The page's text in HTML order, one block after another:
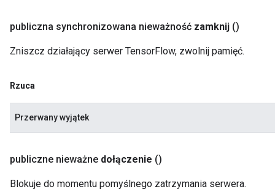
publiczna synchronizowana nieważność zamknij ()
Zniszcz działający serwer TensorFlow, zwolnij pamięć.
Rzuca
Przerwany wyjątek
publiczne nieważne dołączenie ()
Blokuje do momentu pomyślnego zatrzymania serwera.